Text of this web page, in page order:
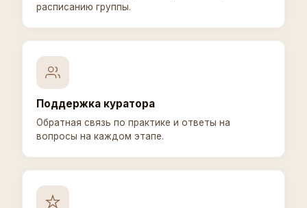
расписанию группы.
Поддержка куратора
Обратная связь по практике и ответы на
вопросы на каждом этапе.